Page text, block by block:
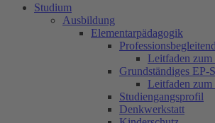
Studium
Ausbildung
Elementarpädagogik
Leitfaden zum
Grundständiges EP-
Leitfaden zum
Studiengangsprofil
Denkwerkstatt